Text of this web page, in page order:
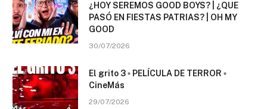
¿HOY SEREMOS GOOD BOYS? | ¿QUE
PASÓ EN FIESTAS PATRIAS? | OH MY
GOOD
30/07/2026
El grito 3 ▫️ PELÍCULA DE TERROR ▫️
CineMás
29/07/2026